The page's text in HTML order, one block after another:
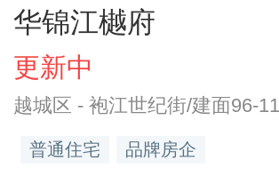
华锦江樾府
更新中
越城区 - 袍江世纪街/建面96-
普通住宅 品牌房企